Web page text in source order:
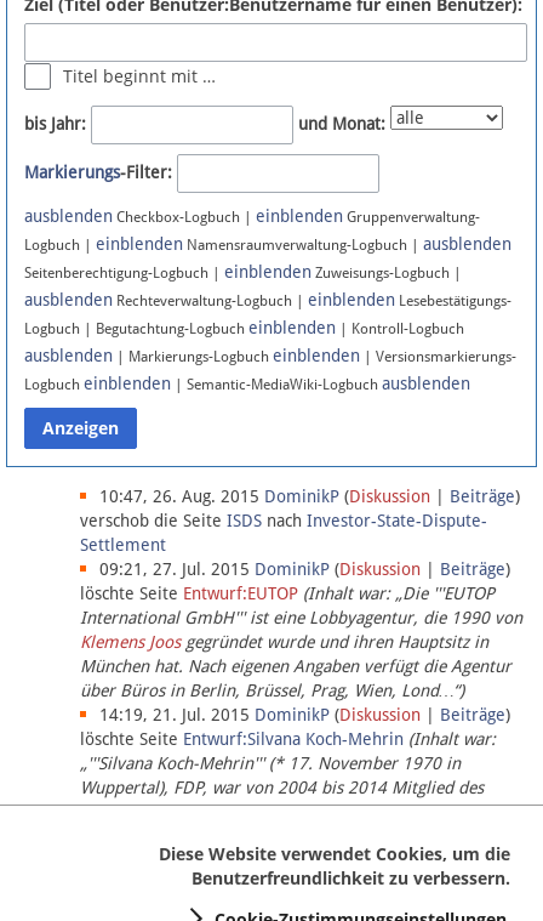
Newsletter
Bluesky
Facebook
Instagram
Anmelden
Datenschutz
Über Lobbypedia
Impressum
Titel beginnt mit …
bis Jahr: und Monat:
Markierungs-Filter:
ausblenden Checkbox-Logbuch | einblenden Gruppenverwaltung-
Logbuch | einblenden Namensraumverwaltung-Logbuch | ausblenden
Seitenberechtigung-Logbuch | einblenden Zuweisungs-Logbuch |
ausblenden Rechteverwaltung-Logbuch | einblenden Lesebestätigungs-
Logbuch | Begutachtung-Logbuch einblenden | Kontroll-Logbuch
ausblenden | Markierungs-Logbuch einblenden | Versionsmarkierungs-
Logbuch einblenden | Semantic-MediaWiki-Logbuch ausblenden
10:47, 26. Aug. 2015 DominikP (Diskussion Beiträge)
verschob die Seite ISDS nach Investor-State-Dispute-
Settlement
09:21, 27. Jul. 2015 DominikP (Diskussion Beiträge)
löschte Seite Entwurf:EUTOP (Inhalt war: „Die '''EUTOP
International GmbH''' ist eine Lobbyagentur, die 1990 von
Klemens Joosgegründet wurde und ihren Hauptsitz in
München hat. Nach eigenen Angaben verfügt die Agentur
über Büros in Berlin, Brüssel, Prag, Wien, Lond…“)
14:19, 21. Jul. 2015 DominikP (Diskussion Beiträge)
löschte Seite Entwurf:Silvana Koch-Mehrin (Inhalt war:
„'''Silvana Koch-Mehrin''' (* 17. November 1970 in
Wuppertal), FDP, war von 2004 bis 2014 Mitglied des
Europäischen Parlaments, seit November 2014 ist sie für
Diese Website verwendet Cookies, um die
Benutzerfreundlichkeit zu verbessern.